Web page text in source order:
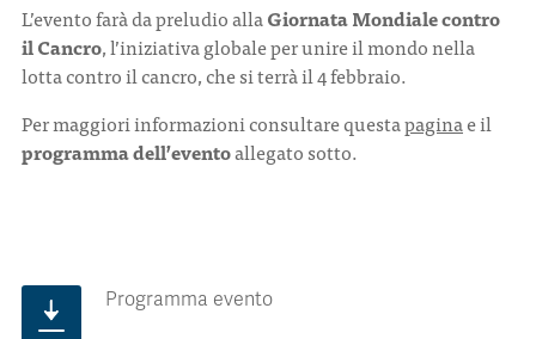
L’evento farà da preludio allaGiornata Mondiale contro
il Cancro, l’iniziativa globale per unire il mondo nella
lotta contro il cancro, che si terrà il 4 febbraio.
Per maggiori informazioni consultare questapaginae il
programma dell’eventoallegato sotto.
Programma evento